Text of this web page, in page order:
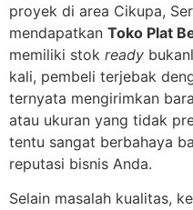
proyek di area Cikupa,
mendapatkan Toko Plat
memiliki stok ready
kali, pembeli terjebak
ternyata mengirimkan
atau ukuran yang tidak
tentu sangat berbahaya
reputasi bisnis Anda.
Selain masalah kualitas,